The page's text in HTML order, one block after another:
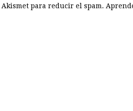
Akismet para reducir el spam.